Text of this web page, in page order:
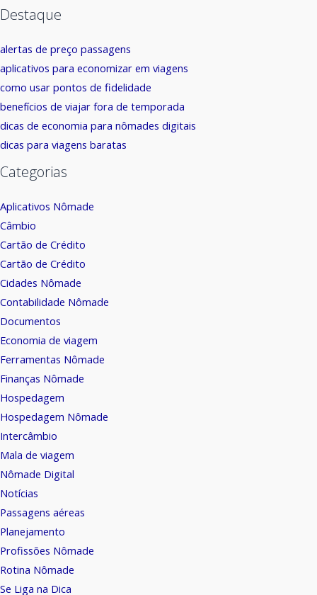
Destaque
alertas de preço passagens
aplicativos para economizar em viagens
como usar pontos de fidelidade
benefícios de viajar fora de temporada
dicas de economia para nômades digitais
dicas para viagens baratas
Categorias
Aplicativos Nômade
Câmbio
Cartão de Crédito
Cartão de Crédito
Cidades Nômade
Contabilidade Nômade
Documentos
Economia de viagem
Ferramentas Nômade
Finanças Nômade
Hospedagem
Hospedagem Nômade
Intercâmbio
Mala de viagem
Nômade Digital
Notícias
Passagens aéreas
Planejamento
Profissões Nômade
Rotina Nômade
Se Liga na Dica